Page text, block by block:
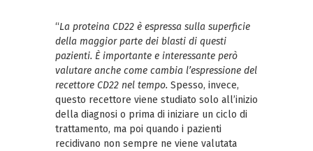
“La proteina CD22 è espressa sulla superficie
della maggior parte dei blasti di questi
pazienti. Ѐ importante e interessante però
valutare anche come cambia l’espressione del
recettore CD22 nel tempo. Spesso, invece,
questo recettore viene studiato solo all’inizio
della diagnosi o prima di iniziare un ciclo di
trattamento, ma poi quando i pazienti
recidivano non sempre ne viene valutata